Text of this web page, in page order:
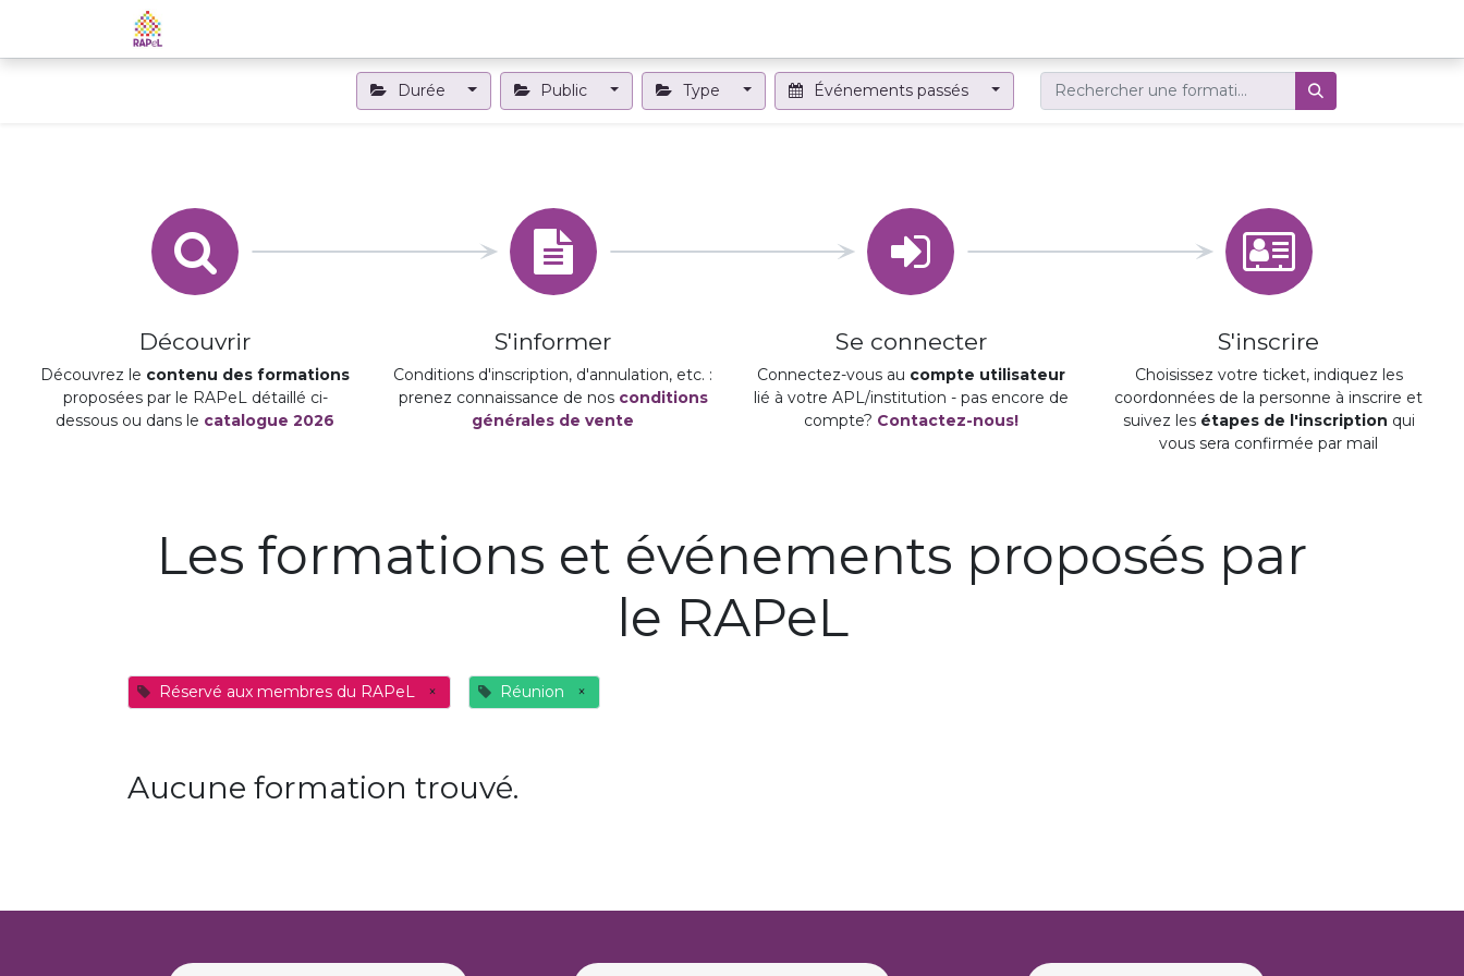
Durée Public Type Événements passés
Découvrir
Découvrez le contenu des formations
proposées par le RAPeL détaillé ci-
dessous ou dans le catalogue 2026
S'informer
Conditions d'inscription, d'annulation, etc. :
prenez connaissance de nos conditions
générales de vente
Se connecter
Connectez-vous au compte utilisateur
lié à votre APL/institution - pas encore de
compte? Contactez-nous!
S'inscrire
Choisissez votre ticket, indiquez les
coordonnées de la personne à inscrire et
suivez les étapes de l'inscription qui
vous sera confirmée par mail
Les formations et événements proposés par
le RAPeL
Réservé aux membres du RAPeL × Réunion ×
Aucune formation trouvé.